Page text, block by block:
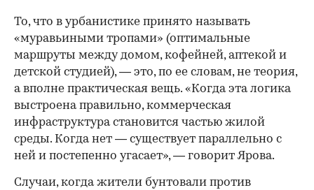
То, что в урбанистике принято называть
«муравьиными тропами» (оптимальные
маршруты между домом, кофейней, аптекой и
детской студией), — это, по ее словам, не теория,
а вполне практическая вещь. «Когда эта логика
выстроена правильно, коммерческая
инфраструктура становится частью жилой
среды. Когда нет — существует параллельно с
ней и постепенно угасает», — говорит Ярова.
Случаи, когда жители бунтовали против